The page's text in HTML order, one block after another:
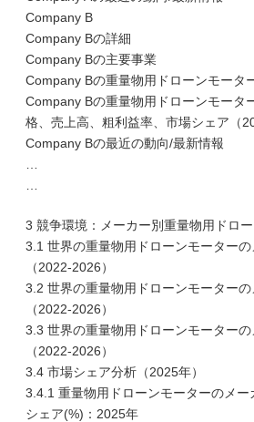
Company B
Company Bの詳細
Company Bの主要事業
Company Bの重量物用ドローンモータ
Company Bの重量物用ドローンモータ
格、売上高、粗利益率、市場シェア（
Company Bの最近の動向/最新情報
3 競争環境：メーカー別重量物用ドロ
3.1 世界の重量物用ドローンモーター
（2022-2026）
3.2 世界の重量物用ドローンモーター
（2022-2026）
3.3 世界の重量物用ドローンモーター
（2022-2026）
3.4 市場シェア分析（2025年）
3.4.1 重量物用ドローンモーターのメ
シェア(%)：2025年